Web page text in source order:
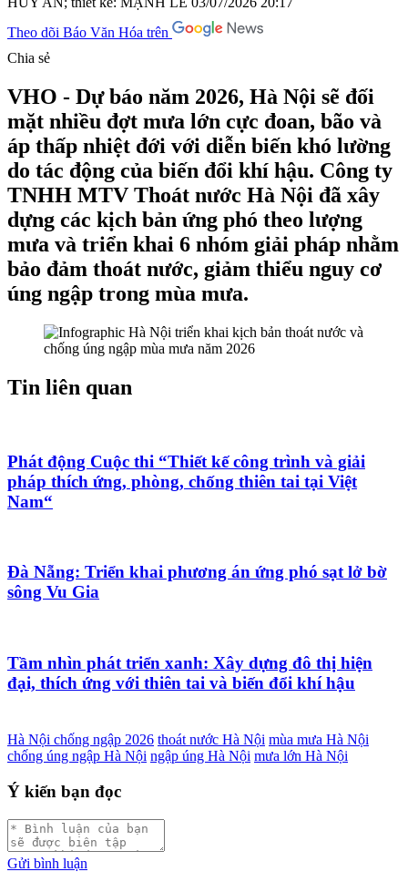
Theo dõi Báo Văn Hóa trên
Chia sẻ
VHO - Dự báo năm 2026, Hà Nội sẽ đối
mặt nhiều đợt mưa lớn cực đoan, bão và
áp thấp nhiệt đới với diễn biến khó lường
do tác động của biến đổi khí hậu. Công ty
TNHH MTV Thoát nước Hà Nội đã xây
dựng các kịch bản ứng phó theo lượng
mưa và triển khai 6 nhóm giải pháp nhằm
bảo đảm thoát nước, giảm thiểu nguy cơ
úng ngập trong mùa mưa.
Tin liên quan
Phát động Cuộc thi “Thiết kế công trình và giải
pháp thích ứng, phòng, chống thiên tai tại Việt
Nam“
Đà Nẵng: Triển khai phương án ứng phó sạt lở bờ
sông Vu Gia
Tầm nhìn phát triển xanh: Xây dựng đô thị hiện
đại, thích ứng với thiên tai và biến đổi khí hậu
Hà Nội chống ngập 2026 thoát nước Hà Nội mùa mưa Hà Nội
chống úng ngập Hà Nội ngập úng Hà Nội mưa lớn Hà Nội
Ý kiến bạn đọc
Gửi bình luận